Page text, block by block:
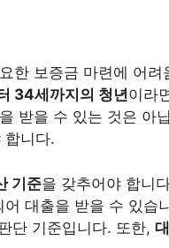
한 보증금 마련에 어려
34세까지의 청년이라
받을 수 있는 것은 아
합니다.
기준을 갖추어야 합니
대출을 받을 수 있습
단 기준입니다. 또한,